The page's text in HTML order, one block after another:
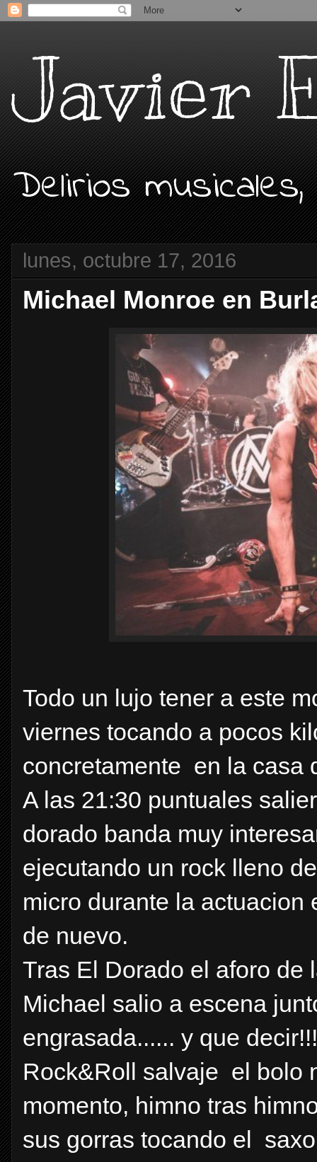
Javier
Delirios
lunes, octubre 17, 2016
Michael Monroe en
Todo un lujo tener a este
viernes tocando a pocos
concretamente en la casa
A las 21:30 puntuales
dorado banda muy
ejecutando un rock lleno
micro durante la actuacion
de nuevo.
Tras El Dorado el aforo de
Michael salio a escena
engrasada...... y que
Rock&Roll salvaje el bolo
momento, himno tras
sus gorras tocando el